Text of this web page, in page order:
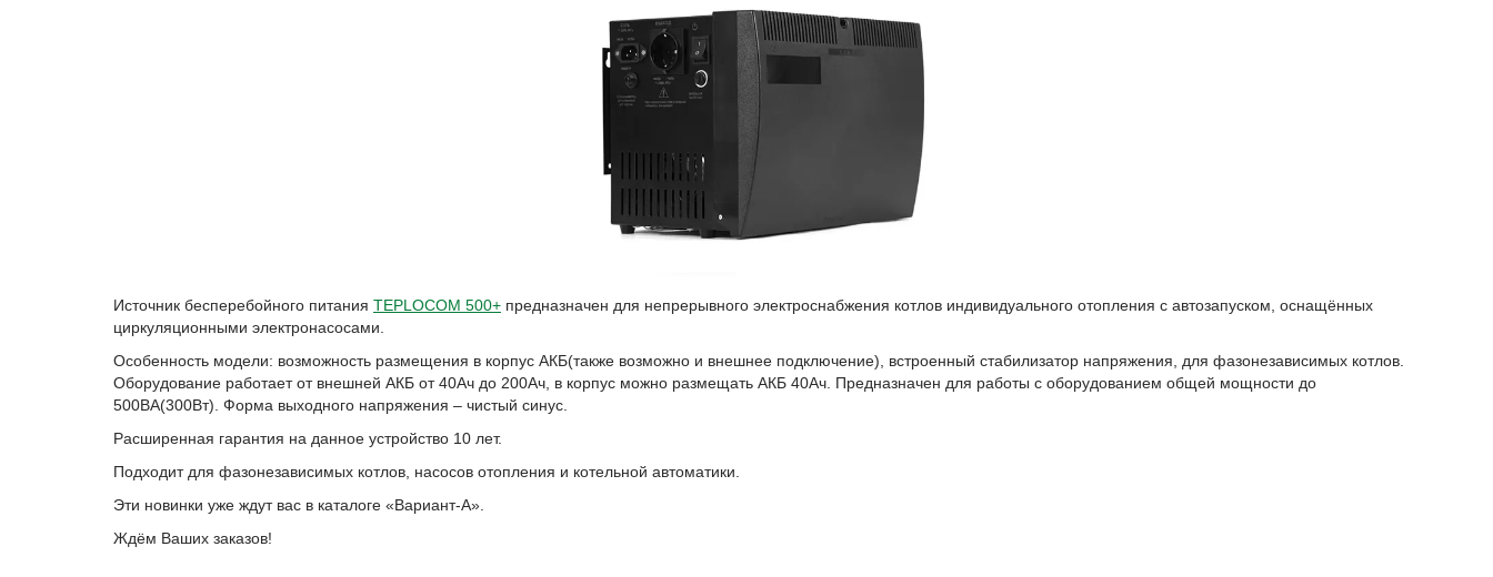
Источник бесперебойного питания TEPLOCOM 500+ предназначен для непрерывного электроснабжения котлов индивидуального отопления с автозапуском, оснащённых
циркуляционными электронасосами.
Особенность модели: возможность размещения в корпус АКБ(также возможно и внешнее подключение), встроенный стабилизатор напряжения, для фазонезависимых котлов.
Оборудование работает от внешней АКБ от 40Ач до 200Ач, в корпус можно размещать АКБ 40Ач. Предназначен для работы с оборудованием общей мощности до
500ВА(300Вт). Форма выходного напряжения – чистый синус.
Расширенная гарантия на данное устройство 10 лет.
Подходит для фазонезависимых котлов, насосов отопления и котельной автоматики.
Эти новинки уже ждут вас в каталоге «Вариант-А».
Ждём Ваших заказов!